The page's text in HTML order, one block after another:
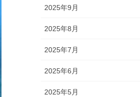
2025年9月
2025年8月
2025年7月
2025年6月
2025年5月